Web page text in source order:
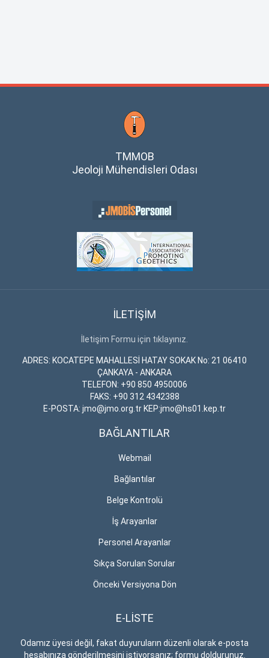
TMMOB
Jeoloji Mühendisleri Odası
İLETİŞİM
İletişim Formu için tıklayınız.
ADRES: KOCATEPE MAHALLESİ HATAY SOKAK No: 21 06410
ÇANKAYA - ANKARA
TELEFON: +90 850 4950006
FAKS: +90 312 4342388
E-POSTA: jmo@jmo.org.tr KEP:jmo@hs01.kep.tr
BAĞLANTILAR
Webmail
Bağlantılar
Belge Kontrolü
İş Arayanlar
Personel Arayanlar
Sıkça Sorulan Sorular
Önceki Versiyona Dön
E-LİSTE
Odamız üyesi değil, fakat duyuruların düzenli olarak e-posta
hesabınıza gönderilmesini istiyorsanız; formu doldurunuz.